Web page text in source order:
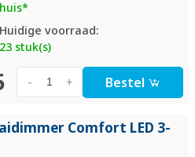
huis*
Huidige voorraad:
23 stuk(s)
+
- Bestel
Comfort LED 3-